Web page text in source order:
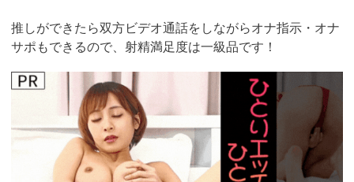
推しができたら双方ビデオ通話をしながらオナ指示・オナ
サポもできるので、射精満足度は一級品です！
https://www.j-
live.tv/LiveChat/acs.php?
si=jwchatt&pid=MLA5661_0004&pa=lp40.php